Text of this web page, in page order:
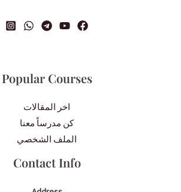
Popular Courses
اخر المقالات
كن مدرساً معنا
الملف الشخصي
Contact Info